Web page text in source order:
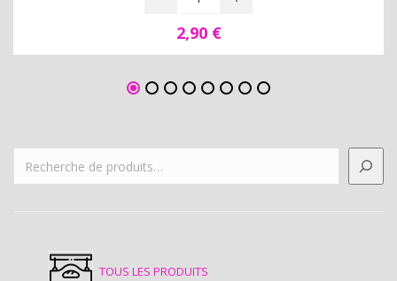
2,90 €
TOUS LES PRODUITS